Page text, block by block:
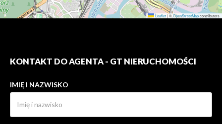
Leaflet|©OpenStreetMapcontributors
KONTAKT DO AGENTA - GT NIERUCHOMOŚCI
IMIĘ I NAZWISKO